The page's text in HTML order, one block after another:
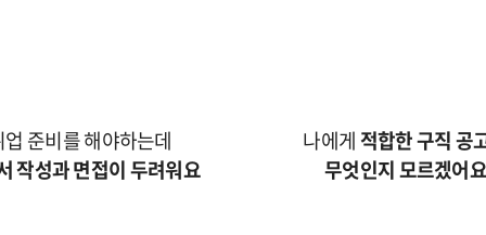
업 준비를 해야하는데
작성과 면접이 두려워요
나에게 적합한 구직 공
무엇인지 모르겠어요